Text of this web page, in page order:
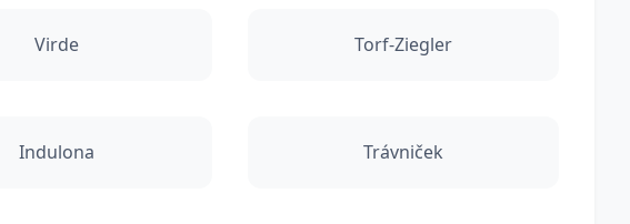
Virde Torf-Ziegler
Indulona Trávniček